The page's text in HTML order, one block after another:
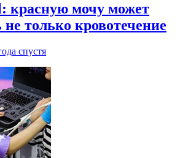
красную мочу может
только кровотечение
спустя